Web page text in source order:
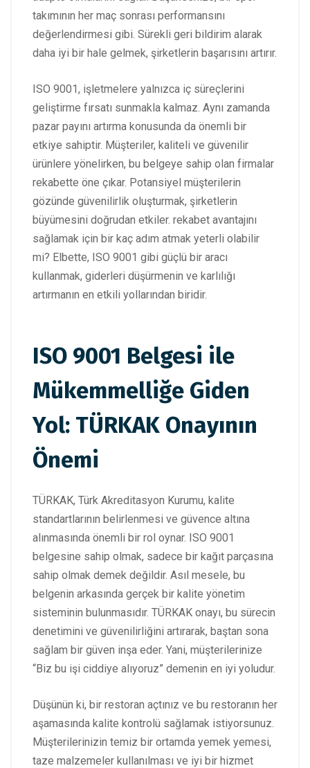
takımının her maç sonrası performansını
değerlendirmesi gibi. Sürekli geri bildirim alarak
daha iyi bir hale gelmek, şirketlerin başarısını artırır.
ISO 9001, işletmelere yalnızca iç süreçlerini
geliştirme fırsatı sunmakla kalmaz. Aynı zamanda
pazar payını artırma konusunda da önemli bir
etkiye sahiptir. Müşteriler, kaliteli ve güvenilir
ürünlere yönelirken, bu belgeye sahip olan firmalar
rekabette öne çıkar. Potansiyel müşterilerin
gözünde güvenilirlik oluşturmak, şirketlerin
büyümesini doğrudan etkiler. rekabet avantajını
sağlamak için bir kaç adım atmak yeterli olabilir
mi? Elbette, ISO 9001 gibi güçlü bir aracı
kullanmak, giderleri düşürmenin ve karlılığı
artırmanın en etkili yollarından biridir.
ISO 9001 Belgesi ile
Mükemmelliğe Giden
Yol: TÜRKAK Onayının
Önemi
TÜRKAK, Türk Akreditasyon Kurumu, kalite
standartlarının belirlenmesi ve güvence altına
alınmasında önemli bir rol oynar. ISO 9001
belgesine sahip olmak, sadece bir kağıt parçasına
sahip olmak demek değildir. Asıl mesele, bu
belgenin arkasında gerçek bir kalite yönetim
sisteminin bulunmasıdır. TÜRKAK onayı, bu sürecin
denetimini ve güvenilirliğini artırarak, baştan sona
sağlam bir güven inşa eder. Yani, müşterilerinize
“Biz bu işi ciddiye alıyoruz” demenin en iyi yoludur.
Düşünün ki, bir restoran açtınız ve bu restoranın her
aşamasında kalite kontrolü sağlamak istiyorsunuz.
Müşterilerinizin temiz bir ortamda yemek yemesi,
taze malzemeler kullanılması ve iyi bir hizmet